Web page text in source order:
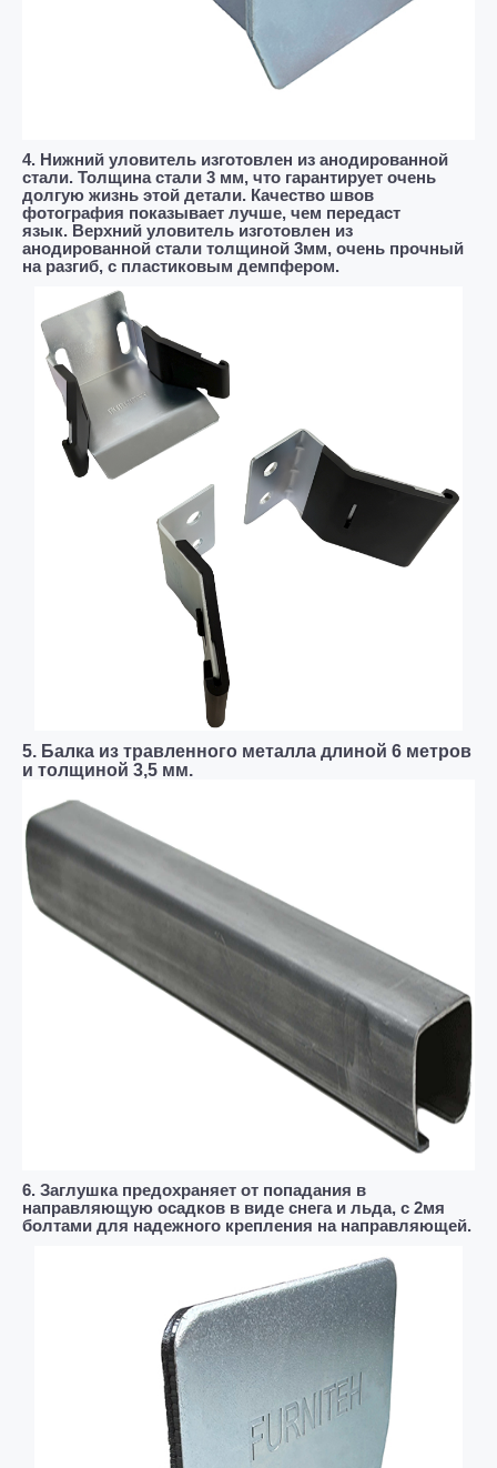
4. Нижний уловитель изготовлен из анодированной
стали. Толщина стали 3 мм, что гарантирует очень
долгую жизнь этой детали. Качество швов
фотография показывает лучше, чем передаст
язык. Верхний уловитель изготовлен из
анодированной стали толщиной 3мм, очень прочный
на разгиб, с пластиковым демпфером.
5. Балка из травленного металла длиной 6 метров
и толщиной 3,5 мм.
6. Заглушка предохраняет от попадания в
направляющую осадков в виде снега и льда, с 2мя
болтами для надежного крепления на направляющей.